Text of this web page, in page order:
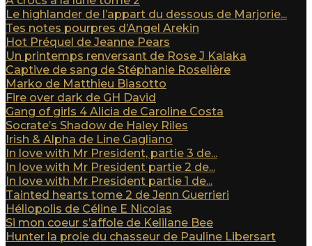
Le highlander de l’appart du dessous de Marjorie...
Tes notes pourpres d’Angel Arekin
Hot Préquel de Jeanne Pears
Un printemps renversant de Rose J Kalaka
Captive de sang de Stéphanie Roselière
Marko de Matthieu Biasotto
Fire over dark de GH David
Gang of girls 4 Alicia de Caroline Costa
Socrate’s Shadow de Haley Riles
Irish & Alpha de Line Gagliano
In love with Mr President, partie 3 de...
In love with Mr President partie 2 de...
In love with Mr President partie 1 de...
Tainted hearts tome 2 de Jenn Guerrieri
Héliopolis de Céline E Nicolas
Si mon coeur s’affole de Kelilane Bee
Hunter la proie du chasseur de Pauline Libersart